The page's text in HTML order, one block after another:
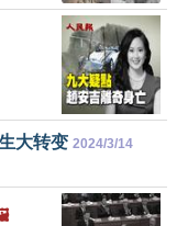
大转变 2024/3/14